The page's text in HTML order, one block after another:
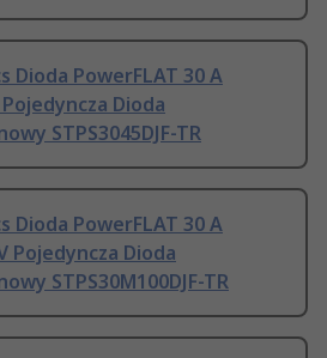
Dioda PowerFLAT 30 A
Dioda
STPS3045DJF-TR
Dioda PowerFLAT 30 A
Pojedyncza Dioda
STPS30M100DJF-TR